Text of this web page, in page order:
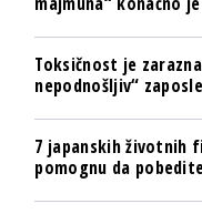
Toksičnost je
nepodnošljiv“
7 japanskih životnih
pomognu da